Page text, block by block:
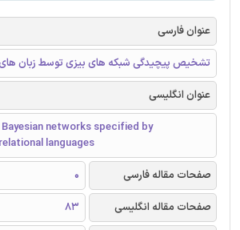
عنوان فارسی
تشخیص پیچیدگی شبکه های بیزی توسط زبان های
عنوان انگلیسی
networks specified by
languages
صفحات مقاله فارسی
0
صفحات مقاله انگلیسی
83